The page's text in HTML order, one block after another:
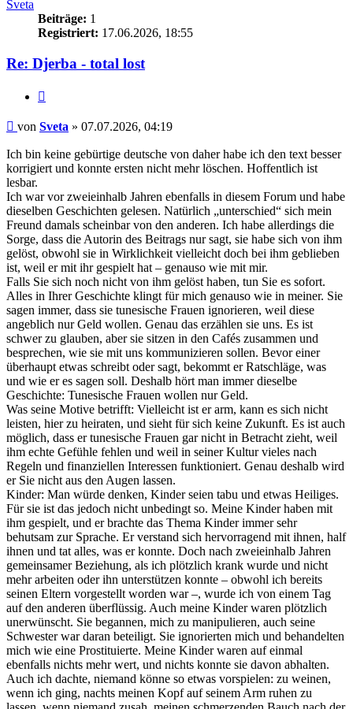
Sveta
Beiträge: 1
Registriert: 17.06.2026, 18:55
Re: Djerba - total lost
Beitrag
von Sveta » 07.07.2026, 04:19
Ich bin keine gebürtige deutsche von daher habe ich den text besser
korrigiert und konnte ersten nicht mehr löschen. Hoffentlich ist
lesbar.
Ich war vor zweieinhalb Jahren ebenfalls in diesem Forum und habe
dieselben Geschichten gelesen. Natürlich „unterschied“ sich mein
Freund damals scheinbar von den anderen. Ich habe allerdings die
Sorge, dass die Autorin des Beitrags nur sagt, sie habe sich von ihm
gelöst, obwohl sie in Wirklichkeit vielleicht doch bei ihm geblieben
ist, weil er mit ihr gespielt hat – genauso wie mit mir.
Falls Sie sich noch nicht von ihm gelöst haben, tun Sie es sofort.
Alles in Ihrer Geschichte klingt für mich genauso wie in meiner. Sie
sagen immer, dass sie tunesische Frauen ignorieren, weil diese
angeblich nur Geld wollen. Genau das erzählen sie uns. Es ist
schwer zu glauben, aber sie sitzen in den Cafés zusammen und
besprechen, wie sie mit uns kommunizieren sollen. Bevor einer
überhaupt etwas schreibt oder sagt, bekommt er Ratschläge, was
und wie er es sagen soll. Deshalb hört man immer dieselbe
Geschichte: Tunesische Frauen wollen nur Geld.
Was seine Motive betrifft: Vielleicht ist er arm, kann es sich nicht
leisten, hier zu heiraten, und sieht für sich keine Zukunft. Es ist auch
möglich, dass er tunesische Frauen gar nicht in Betracht zieht, weil
ihm echte Gefühle fehlen und weil in seiner Kultur vieles nach
Regeln und finanziellen Interessen funktioniert. Genau deshalb wird
er Sie nicht aus den Augen lassen.
Kinder: Man würde denken, Kinder seien tabu und etwas Heiliges.
Für sie ist das jedoch nicht unbedingt so. Meine Kinder haben mit
ihm gespielt, und er brachte das Thema Kinder immer sehr
behutsam zur Sprache. Er verstand sich hervorragend mit ihnen, half
ihnen und tat alles, was er konnte. Doch nach zweieinhalb Jahren
gemeinsamer Beziehung, als ich plötzlich krank wurde und nicht
mehr arbeiten oder ihn unterstützen konnte – obwohl ich bereits
seinen Eltern vorgestellt worden war –, wurde ich von einem Tag
auf den anderen überflüssig. Auch meine Kinder waren plötzlich
unerwünscht. Sie begannen, mich zu manipulieren, auch seine
Schwester war daran beteiligt. Sie ignorierten mich und behandelten
mich wie eine Prostituierte. Meine Kinder waren auf einmal
ebenfalls nichts mehr wert, und nichts konnte sie davon abhalten.
Auch ich dachte, niemand könne so etwas vorspielen: zu weinen,
wenn ich ging, nachts meinen Kopf auf seinem Arm ruhen zu